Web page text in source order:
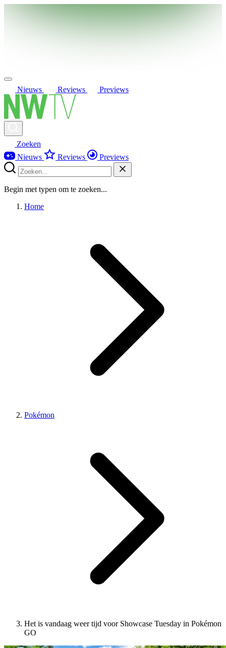
Nieuws Reviews Previews
Zoeken
Nieuws
Reviews Previews
Begin met typen om te zoeken...
Home
Pokémon
Het is vandaag weer tijd voor Showcase Tuesday in Pokémon
GO